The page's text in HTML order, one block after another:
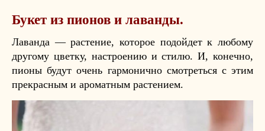
Букет из пионов и лаванды.
Лаванда — растение, которое подойдет к любому
другому цветку, настроению и стилю. И, конечно,
пионы будут очень гармонично смотреться с этим
прекрасным и ароматным растением.